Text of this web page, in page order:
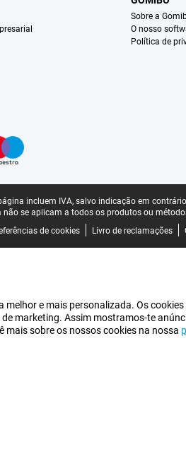
Sobre a
O nosso
Política de
incluem IVA, salvo indicação em
não se aplicam a todos os produtos ou
de cookies Livro de reclamações
e mais personalizada. Os
marketing. Assim mostramos-te
mais sobre os nossos cookies na nossa